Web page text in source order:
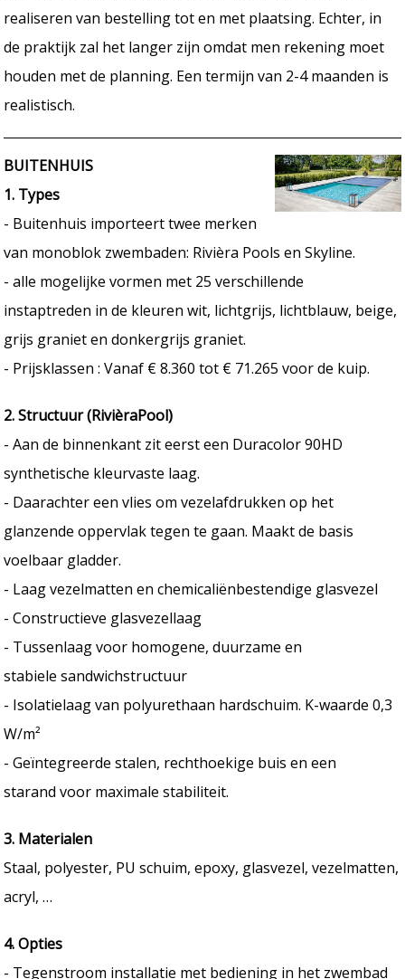
realiseren van bestelling tot en met plaatsing. Echter, in
de praktijk zal het langer zijn omdat men rekening moet
houden met de planning. Een termijn van 2-4 maanden is
realistisch.
BUITENHUIS
1. Types
- Buitenhuis importeert twee merken
van monoblok zwembaden: Rivièra Pools en Skyline.
- alle mogelijke vormen met 25 verschillende
instaptreden in de kleuren wit, lichtgrijs, lichtblauw, beige,
grijs graniet en donkergrijs graniet.
- Prijsklassen : Vanaf € 8.360 tot € 71.265 voor de kuip.
2. Structuur (RivièraPool)
- Aan de binnenkant zit eerst een Duracolor 90HD
synthetische kleurvaste laag.
- Daarachter een vlies om vezelafdrukken op het
glanzende oppervlak tegen te gaan. Maakt de basis
voelbaar gladder.
- Laag vezelmatten en chemicaliënbestendige glasvezel
- Constructieve glasvezellaag
- Tussenlaag voor homogene, duurzame en
stabiele sandwichstructuur
- Isolatielaag van polyurethaan hardschuim. K-waarde 0,3
W/m²
- Geïntegreerde stalen, rechthoekige buis en een
starand voor maximale stabiliteit.
3. Materialen
Staal, polyester, PU schuim, epoxy, glasvezel, vezelmatten,
acryl, …
4. Opties
- Tegenstroom installatie met bediening in het zwembad